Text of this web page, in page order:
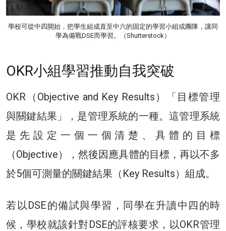
學校可從中四開始，把學生組成直至中六的固定的學習小組或團隊，讓同
學為備戰DSE而學習。（Shutterstock）
OKR小組學習推動自我突破
OKR （Objective and Key Results）「目標管理
與關鍵結果」，是管理系統的一種。這管理系統
是先設定一個一個清楚、具體的目標
（Objective），然後因應具體的目標，再以不多
於5個可測量的關鍵結果（Key Results）組成。
若以DSE的備試與學習，同學在升讀中四的時
候，學校就該針對DSE的評核要求，以OKR管理